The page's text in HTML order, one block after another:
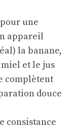
une
appareil
la banane,
miel et le jus
complètent
douce
consistance